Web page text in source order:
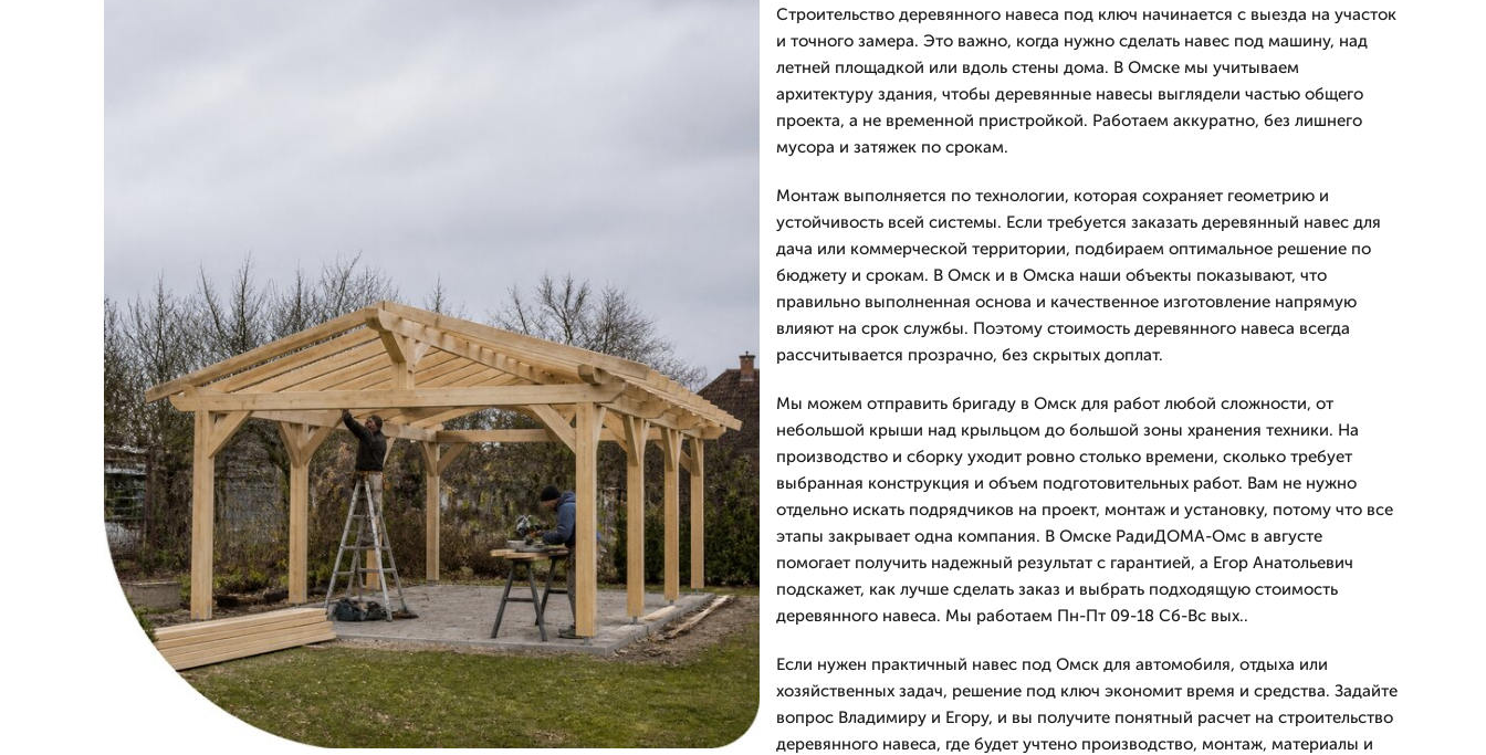
Строительство деревянного навеса под ключ начинается с выезда на участок
и точного замера. Это важно, когда нужно сделать навес под машину, над
летней площадкой или вдоль стены дома. В Омске мы учитываем
архитектуру здания, чтобы деревянные навесы выглядели частью общего
проекта, а не временной пристройкой. Работаем аккуратно, без лишнего
мусора и затяжек по срокам.
Монтаж выполняется по технологии, которая сохраняет геометрию и
устойчивость всей системы. Если требуется заказать деревянный навес для
дача или коммерческой территории, подбираем оптимальное решение по
бюджету и срокам. В Омск и в Омска наши объекты показывают, что
правильно выполненная основа и качественное изготовление напрямую
влияют на срок службы. Поэтому стоимость деревянного навеса всегда
рассчитывается прозрачно, без скрытых доплат.
Мы можем отправить бригаду в Омск для работ любой сложности, от
небольшой крыши над крыльцом до большой зоны хранения техники. На
производство и сборку уходит ровно столько времени, сколько требует
выбранная конструкция и объем подготовительных работ. Вам не нужно
отдельно искать подрядчиков на проект, монтаж и установку, потому что все
этапы закрывает одна компания. В Омске РадиДОМА-Омс в августе
помогает получить надежный результат с гарантией, а Егор Анатольевич
подскажет, как лучше сделать заказ и выбрать подходящую стоимость
деревянного навеса. Мы работаем Пн-Пт 09-18 Сб-Вс вых..
Если нужен практичный навес под Омск для автомобиля, отдыха или
хозяйственных задач, решение под ключ экономит время и средства. Задайте
вопрос Владимиру и Егору, и вы получите понятный расчет на строительство
деревянного навеса, где будет учтено производство, монтаж, материалы и